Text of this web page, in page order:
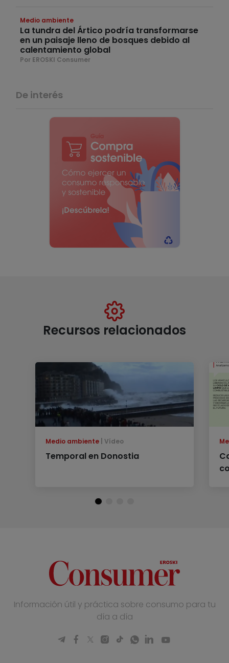
Medio ambiente
La tundra del Ártico podría transformarse
en un paisaje lleno de bosques debido al
calentamiento global
Por EROSKI Consumer
De interés
Recursos relacionados
Medio ambiente Vídeo
Temporal en Donostia
Información útil y práctica sobre consumo para tu
día a día